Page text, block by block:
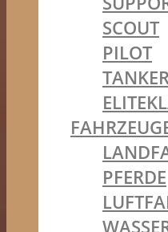
SCOUT
PILOT
PFERDE